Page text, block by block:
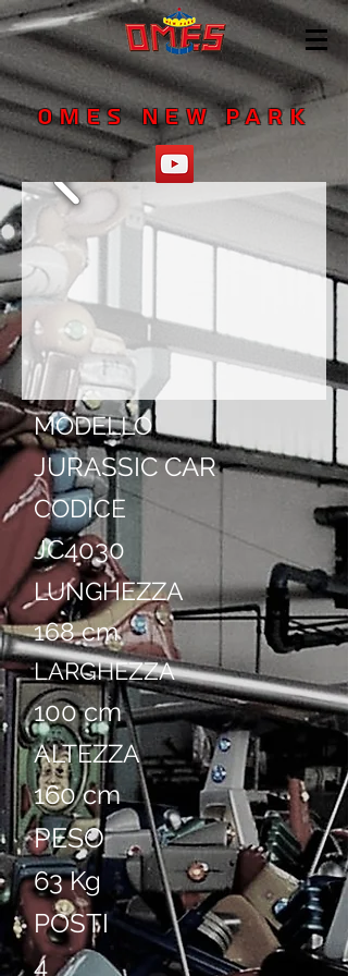
OMES NEW PARK
MODELLO
JURASSIC CAR
CODICE
JC4030
LUNGHEZZA
168 cm
LARGHEZZA
100 cm
ALTEZZA
160 cm
PESO
63 Kg
POSTI
4